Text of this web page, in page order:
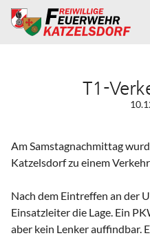
T1-
Am Samstagnachmittag
Katzelsdorf zu einem
Nach dem Eintreffen an der
Einsatzleiter die Lage. Ein
aber kein Lenker auffindbar.